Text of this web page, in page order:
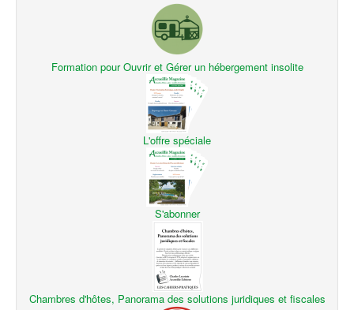
Formation pour Ouvrir et Gérer un hébergement insolite
L'offre spéciale
S'abonner
Chambres d'hôtes, Panorama des solutions juridiques et fiscales